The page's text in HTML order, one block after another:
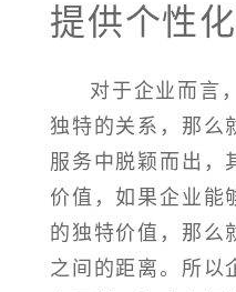
提供个性
对于企业而言
独特的关系，那么
服务中脱颖而出，
价值，如果企业能
的独特价值，那么
之间的距离。所以